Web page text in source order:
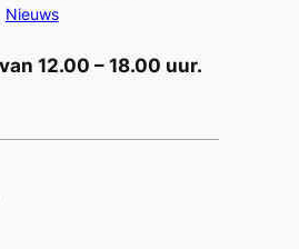
Nieuws
12.00 – 18.00 uur.